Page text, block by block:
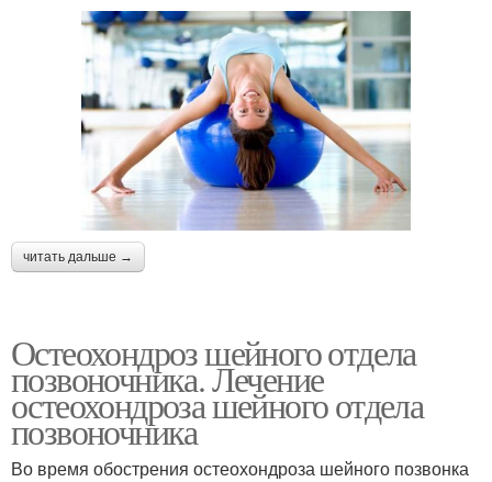
читать дальше →
Остеохондроз шейного отдела
позвоночника. Лечение
остеохондроза шейного отдела
позвоночника
Во время обострения остеохондроза шейного позвонка